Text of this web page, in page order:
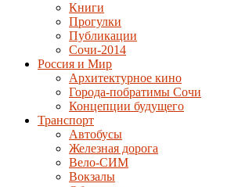
Книги
Прогулки
Публикации
Сочи-2014
Россия и Мир
Архитектурное кино
Города-побратимы Сочи
Концепции будущего
Транспорт
Автобусы
Железная дорога
Вело-СИМ
Вокзалы